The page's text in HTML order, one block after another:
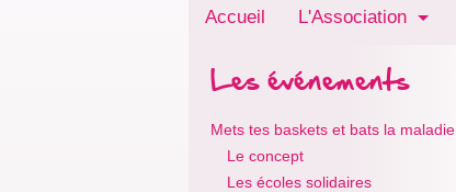
Accueil L'Association
Les événements
Mets tes baskets et bats la maladie
Le concept
Les écoles solidaires